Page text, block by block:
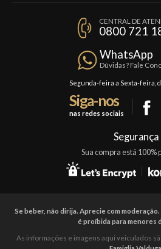
A Famiglia Valduga
Política de Privacidade
Trocas e Devoluções
Formas de Pagamento
CENTRAL DE
0800 721
WhatsApp
Dúvidas? Fale
Segunda-feira a Sexta-feira,
Siga-nos
nas redes sociais
Segurança
Sua compra está 100%
Se beber, não dirija. Aprecie com
é proíbida para menores
As informações e imagens aqui veiculados